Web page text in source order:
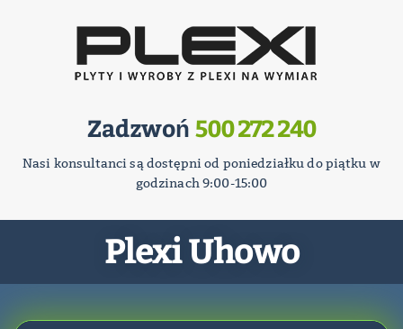
Zadzwoń 500 272 240
Nasi konsultanci są dostępni od poniedziałku do piątku w
godzinach 9:00-15:00
Plexi Uhowo